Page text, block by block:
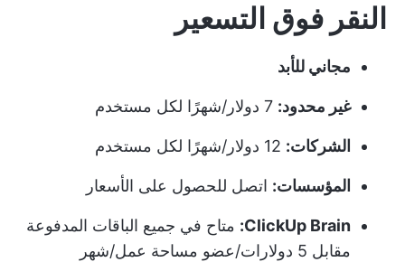
النقر فوق التسعير
مجاني للأبد
غير محدود:
الشركات:
المؤسسات: اتصل للحصول على الأسعار
ClickUp Brain: متاح في جميع الباقات المدفوعة
مقابل 5 دولارات/عضو مساحة عمل/شهر